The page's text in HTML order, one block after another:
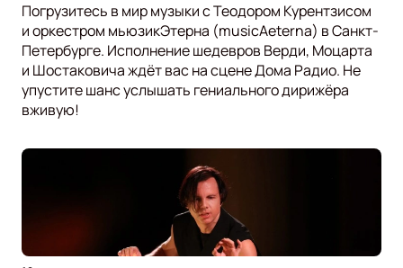
Погрузитесь в мир музыки с Теодором Курентзисом
и оркестром мьюзикЭтерна (musicAeterna) в Санкт-
Петербурге. Исполнение шедевров Верди, Моцарта
и Шостаковича ждёт вас на сцене Дома Радио. Не
упустите шанс услышать гениального дирижёра
вживую!